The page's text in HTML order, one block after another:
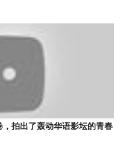
，拍出了轰动华语影坛的青春